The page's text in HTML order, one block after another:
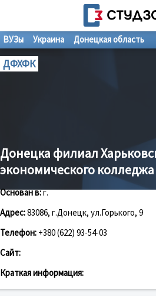
ВУЗы Украина Донецкая область
ДФХФК
Донецка филиал
экономического колледжа
Основан в:г.
Адрес:83086, г.Донецк, ул.Горького, 9
Телефон: +380 (622) 93-54-03
Сайт:
Краткая информация: